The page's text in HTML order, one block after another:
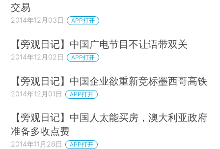
交易
2014年12月03日 APP打开
【旁观日记】中国广电节目不让语带双关
2014年12月02日 APP打开
【旁观日记】中国企业欲重新竞标墨西哥高铁
2014年12月01日 APP打开
【旁观日记】中国人太能买房，澳大利亚政府
准备多收点费
2014年11月28日 APP打开